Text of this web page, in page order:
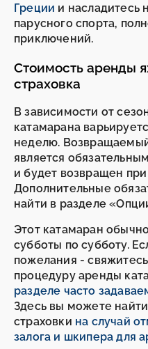
Греции и насладитесь
парусного спорта,
приключений.
Стоимость аренды
страховка
В зависимости от
катамарана
неделю.
является
и будет возвращен
Дополнительные
найти в разделе
Этот катамаран
субботы по субботу.
пожелания -
процедуру аренды
разделе часто
Здесь вы можете
страховки на случай
залога и шкипера для